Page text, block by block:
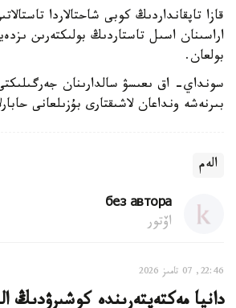
قازا تاپقانداردىڭ كوبى شاحتالاردا
اراسىنان اسىل تاستاردىڭ بولىكتەرىن
بولعان.
سونداي- اق ىعىسۋ سالدارىنان
بىرنەشە ونداعان لاشىقتارى بۇزىلعانى
الەم
без автора
اۆتور
22:46, 07 تامىز 2026